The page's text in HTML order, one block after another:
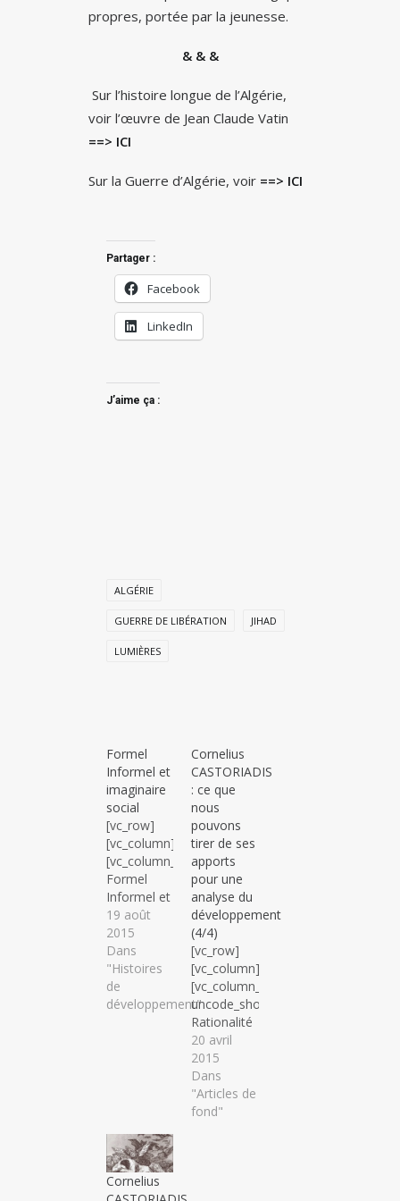
propres, portée par la jeunesse.
& & &
Sur l’histoire longue de l’Algérie,
voir l’œuvre de Jean Claude Vatin
==> ICI
Sur la Guerre d’Algérie, voir ==> ICI
Partager :
Facebook
LinkedIn
J’aime ça :
ALGÉRIE
GUERRE DE LIBÉRATION JIHAD
LUMIÈRES
Formel
Informel et
imaginaire
social
[vc_row]
[vc_column]
[vc_column_text]
Formel
Informel et
imaginaire
social C’est
la
formalisation
par le haut
des
menaient
depuis la
nuit des
19 août
2015
Dans
"Histoires
de
développement"
Cornelius
CASTORIADIS
: ce que
nous
pouvons
tirer de ses
apports
pour une
analyse du
développement
(4/4)
[vc_row]
[vc_column]
[vc_column_text
uncode_shortcode_id="104730"]
Rationalité
du
capitalisme,
Développement
et
Croyances
20 avril
2015
Dans
"Articles de
fond"
Cornelius